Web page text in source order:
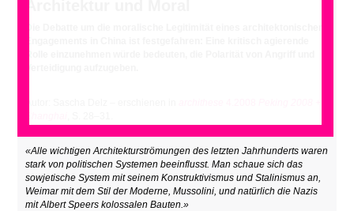
«Alle wichtigen Architekturströmungen des letzten Jahrhunderts waren
stark von politischen Systemen beeinflusst. Man schaue sich das
sowjetische System mit seinem Konstruktivismus und Stalinismus an,
Weimar mit dem Stil der Moderne, Mussolini, und natürlich die Nazis
mit Albert Speers kolossalen Bauten.»